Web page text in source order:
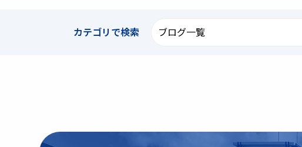
カテゴリで検索